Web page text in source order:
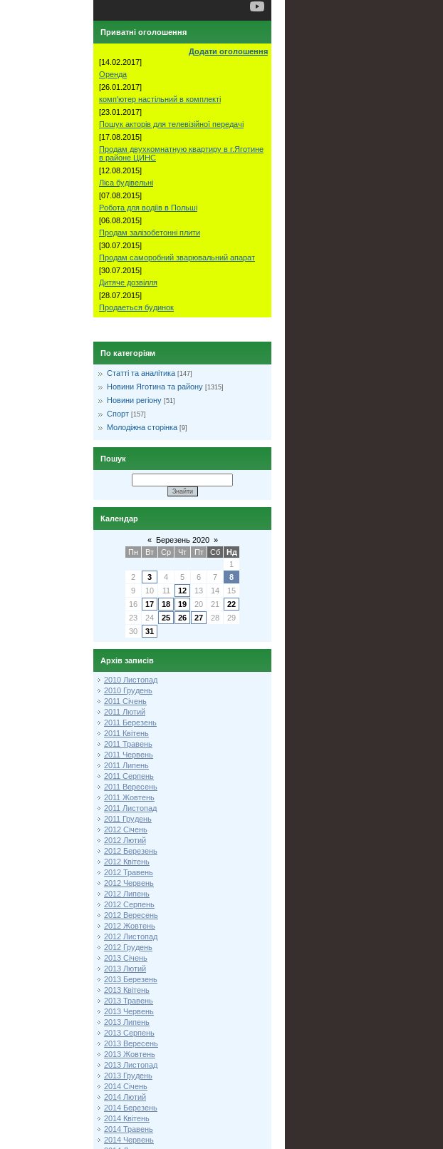
Приватні оголошення
Додати оголошення
[14.02.2017]
Оренда
[26.01.2017]
комп'ютер настільний в комплекті
[23.01.2017]
Пошук акторів для телевізійної передачі
[17.08.2015]
Продам двухкомнатную квартиру в г.Яготине
в районе ЦИНС
[12.08.2015]
Ліса будівельні
[07.08.2015]
Робота для водіїв в Польші
[06.08.2015]
Продам залізобетонні плити
[30.07.2015]
Продам саморобний зварювальний апарат
[30.07.2015]
Дитяче дозвілля
[28.07.2015]
Продаеться будинок
По категоріям
Статті та аналітика [147]
Новини Яготина та району [1315]
Новини регіону [51]
Спорт [157]
Молодіжна сторінка [9]
Пошук
Календар
« Березень 2020 »
Пн
Вт Ср Чт Пт Сб
Нд
1
2
3 4 5 6 7
8
9
10 11 12 13 14
15
16
17 18 19 20 21
22
23
24 25 26 27 28
29
30
31
Архів записів
2010 Листопад
2010 Грудень
2011 Січень
2011 Лютий
2011 Березень
2011 Квітень
2011 Травень
2011 Червень
2011 Липень
2011 Серпень
2011 Вересень
2011 Жовтень
2011 Листопад
2011 Грудень
2012 Січень
2012 Лютий
2012 Березень
2012 Квітень
2012 Травень
2012 Червень
2012 Липень
2012 Серпень
2012 Вересень
2012 Жовтень
2012 Листопад
2012 Грудень
2013 Січень
2013 Лютий
2013 Березень
2013 Квітень
2013 Травень
2013 Червень
2013 Липень
2013 Серпень
2013 Вересень
2013 Жовтень
2013 Листопад
2013 Грудень
2014 Січень
2014 Лютий
2014 Березень
2014 Квітень
2014 Травень
2014 Червень